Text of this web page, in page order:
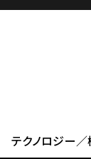
テクノロジー